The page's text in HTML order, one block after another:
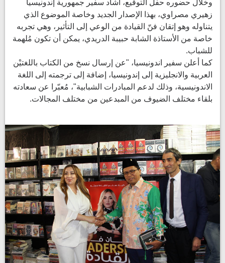
وخلال حضوره حفل التوقيع، أشاد سفير جمهورية إندونيسيا
زهيري مصراوي، بهذا الإصدار الجديد وخاصة الموضوع الذي
يتناوله وهو إتقان فنّ القيادة من الوعي إلى التأثير، وهي تجربه
خاصة من الأستاذة الشابة حبيبة الدريدي، يمكن أن تكون مُلهمة
للشباب.
كما أعلن سفير اندونيسيا، "عن إرسال نسخ من الكتاب باللغتيْن
العربية والانجليزية إلى إندونيسيا، إضافة إلى ترجمته إلى اللغة
الاندونيسية، وذلك لدعم المبادرات الشبابية"، مُعبّرا عن سعادته
بلقاء مختلف الضيوف من المبدعين من مختلف المجالات.